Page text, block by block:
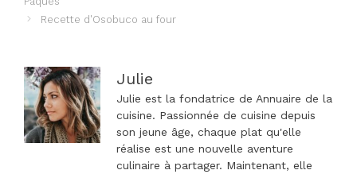
articles
Recette d'Osobuco au four
Julie
Julie est la fondatrice de Annuaire de la
cuisine. Passionnée de cuisine depuis
son jeune âge, chaque plat qu'elle
réalise est une nouvelle aventure
culinaire à partager. Maintenant, elle